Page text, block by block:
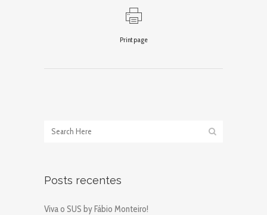
Print page
Posts recentes
Viva o SUS by Fábio Monteiro!